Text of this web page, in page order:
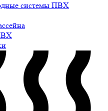
системы ПВХ